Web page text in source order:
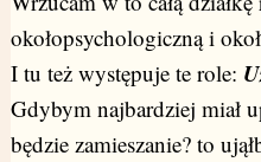
okołopsychologiczną i
I tu też występuje te role:
Gdybym najbardziej miał
będzie zamieszanie? to